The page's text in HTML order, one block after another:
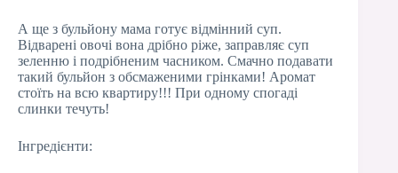
А ще з бульйону мама готує відмінний суп.
Відварені овочі вона дрібно ріже, заправляє суп
зеленню і подрібненим часником. Смачно подавати
такий бульйон з обсмаженими грінками! Аромат
стоїть на всю квартиру!!! При одному спогаді
слинки течуть!
Інгредієнти: